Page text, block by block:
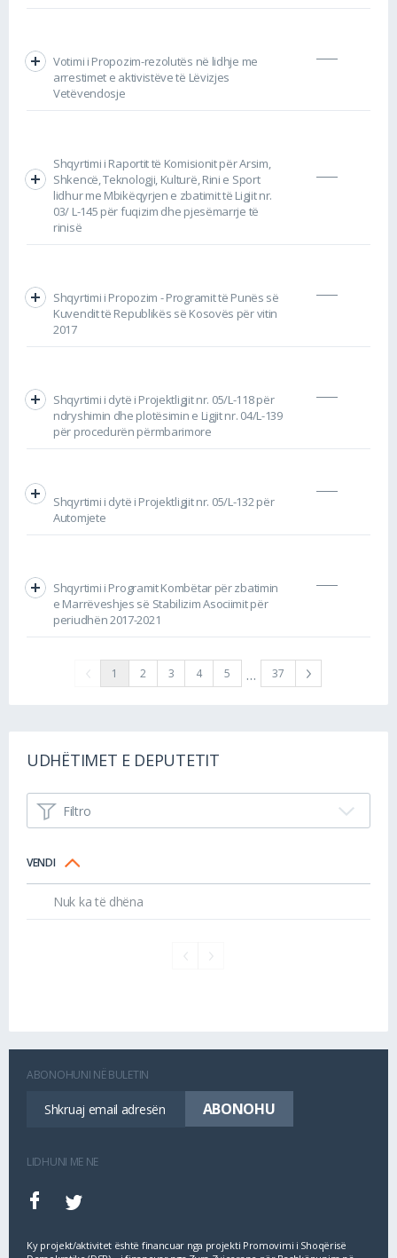
Votimi i Propozim-rezolutës në lidhje me
arrestimet e aktivistëve të Lëvizjes
Vetëvendosje
Shqyrtimi i Raportit të Komisionit për Arsim,
Shkencë, Teknologji, Kulturë, Rini e Sport
lidhur me Mbikëqyrjen e zbatimit të Ligjit nr.
03/ L-145 për fuqizim dhe pjesëmarrje të
rinisë
Shqyrtimi i Propozim - Programit të Punës së
Kuvendit të Republikës së Kosovës për vitin
2017
Shqyrtimi i dytë i Projektligjit nr. 05/L-118 për
ndryshimin dhe plotësimin e Ligjit nr. 04/L-139
për procedurën përmbarimore
Shqyrtimi i dytë i Projektligjit nr. 05/L-132 për
Automjete
Shqyrtimi i Programit Kombëtar për zbatimin
e Marrëveshjes së Stabilizim Asociimit për
periudhën 2017-2021
1 2 3 4 5 … 37
UDHËTIMET E DEPUTETIT
Filtro
VENDI
Nuk ka të dhëna
ABONOHUNI NË BULETIN
LIDHUNI ME NE
Ky projekt/aktivitet është financuar nga projekti Promovimi i Shoqërisë